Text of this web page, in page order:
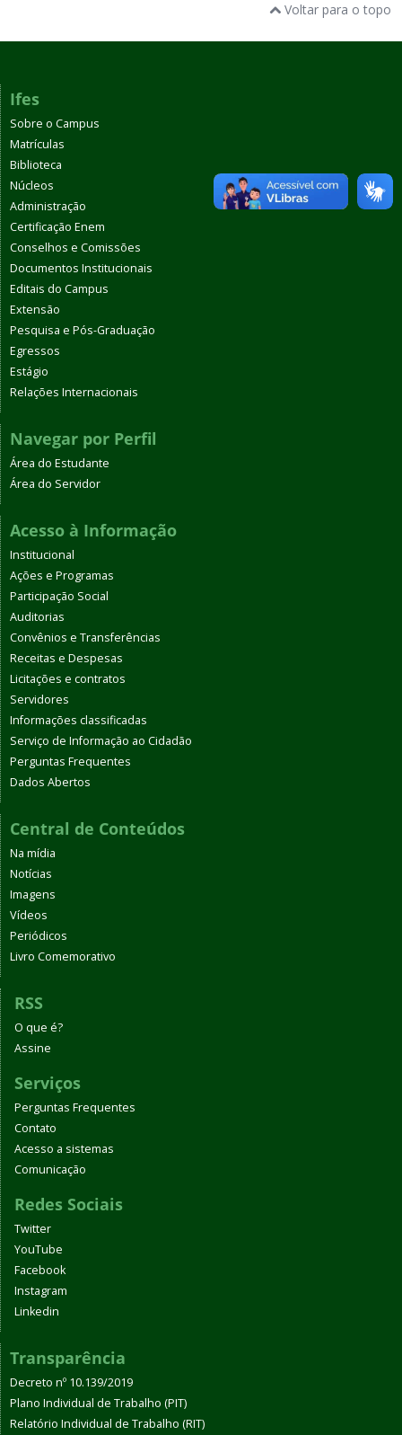
Voltar para o topo
Ifes
Sobre o Campus
Matrículas
Biblioteca
Núcleos
Administração
Certificação Enem
Conselhos e Comissões
Documentos Institucionais
Editais do Campus
Extensão
Pesquisa e Pós-Graduação
Egressos
Estágio
Relações Internacionais
Navegar por Perfil
Área do Estudante
Área do Servidor
Acesso à Informação
Institucional
Ações e Programas
Participação Social
Auditorias
Convênios e Transferências
Receitas e Despesas
Licitações e contratos
Servidores
Informações classificadas
Serviço de Informação ao Cidadão
Perguntas Frequentes
Dados Abertos
Central de Conteúdos
Na mídia
Notícias
Imagens
Vídeos
Periódicos
Livro Comemorativo
RSS
O que é?
Assine
Serviços
Perguntas Frequentes
Contato
Acesso a sistemas
Comunicação
Redes Sociais
Twitter
YouTube
Facebook
Instagram
Linkedin
Transparência
Decreto nº 10.139/2019
Plano Individual de Trabalho (PIT)
Relatório Individual de Trabalho (RIT)